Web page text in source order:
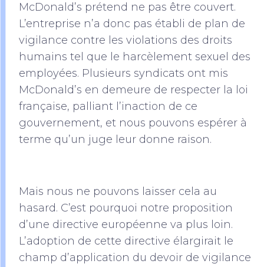
McDonald’s prétend ne pas être couvert.
L’entreprise n’a donc pas établi de plan de
vigilance contre les violations des droits
humains tel que le harcèlement sexuel des
employées. Plusieurs syndicats ont mis
McDonald’s en demeure de respecter la loi
française, palliant l’inaction de ce
gouvernement, et nous pouvons espérer à
terme qu’un juge leur donne raison.
Mais nous ne pouvons laisser cela au
hasard. C’est pourquoi notre proposition
d’une directive européenne va plus loin.
L’adoption de cette directive élargirait le
champ d’application du devoir de vigilance